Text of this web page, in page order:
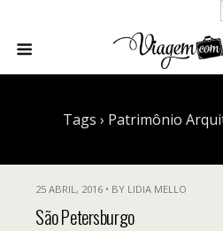
Tags › Patrimônio
25 ABRIL, 2016 • BY LIDIA MELLO
São Petersburgo